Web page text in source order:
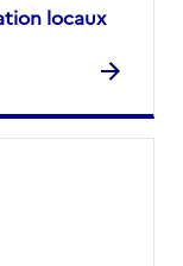
locaux